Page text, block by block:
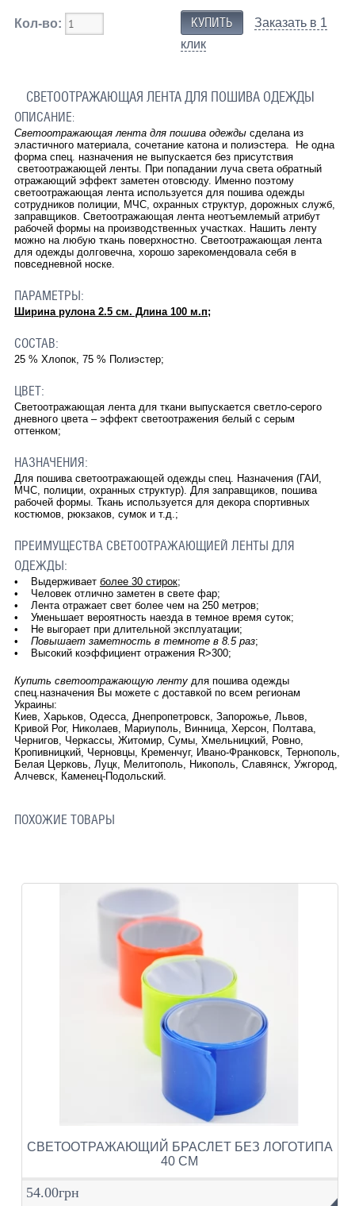
Кол-во:
Заказать в 1
клик
СВЕТООТРАЖАЮЩАЯ ЛЕНТА ДЛЯ ПОШИВА ОДЕЖДЫ
ОПИСАНИЕ:
Светоотражающая лента для пошива одеждысделана из
эластичного материала, сочетание катона и полиэстера. Не одна
форма спец. назначения не выпускается без присутствия
светоотражающей ленты. При попадании луча света обратный
отражающий эффект заметен отовсюду. Именно поэтому
светоотражающая лента используется для пошива одежды
сотрудников полиции, МЧС, охранных структур, дорожных служб,
заправщиков. Светоотражающая лента неотъемлемый атрибут
рабочей формы на производственных участках. Нашить ленту
можно на любую ткань поверхностно. Светоотражающая лента
для одежды долговечна, хорошо зарекомендовала себя в
повседневной носке.
ПАРАМЕТРЫ:
Ширина рулона 2.5 см. Длина 100 м.п;
СОСТАВ:
25 % Хлопок, 75 % Полиэстер;
ЦВЕТ:
Светоотражающая лента для ткани выпускается светло-серого
дневного цвета – эффект светоотражения белый с серым
оттенком;
НАЗНАЧЕНИЯ:
Для пошива светоотражающей одежды спец. Назначения (ГАИ,
МЧС, полиции, охранных структур). Для заправщиков, пошива
рабочей формы. Ткань используется для декора спортивных
костюмов, рюкзаков, сумок и т.д.;
ПРЕИМУЩЕСТВА СВЕТООТРАЖАЮЩИЕЙ ЛЕНТЫ ДЛЯ
ОДЕЖДЫ:
• Выдерживает более 30 стирок;
• Человек отлично заметен в свете фар;
• Лента отражает свет более чем на 250 метров;
• Уменьшает вероятность наезда в темное время суток;
• Не выгорает при длительной эксплуатации;
•
Повышает заметность в темноте в 8.5 раз;
• Высокий коэффициент отражения R>300;
Купить светоотражающую лентудля пошива одежды
спец.назначения Вы можете с доставкой по всем регионам
Украины:
Киев, Харьков, Одесса, Днепропетровск, Запорожье, Львов,
Кривой Рог, Николаев, Мариуполь, Винница, Херсон, Полтава,
Чернигов, Черкассы, Житомир, Сумы, Хмельницкий, Ровно,
Кропивницкий, Черновцы, Кременчуг, Ивано-Франковск, Тернополь,
Белая Церковь, Луцк, Мелитополь, Никополь, Славянск, Ужгород,
Алчевск, Каменец-Подольский.
ПОХОЖИЕ ТОВАРЫ
СВЕТООТРАЖАЮЩИЙ БРАСЛЕТ БЕЗ ЛОГОТИПА
40 СМ
54.00грн